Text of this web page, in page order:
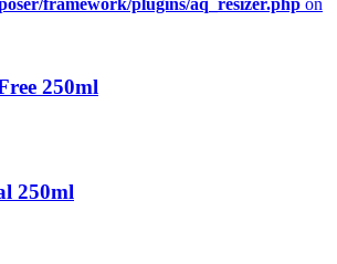
framework/plugins/aq_resizer.php on
250ml
250ml